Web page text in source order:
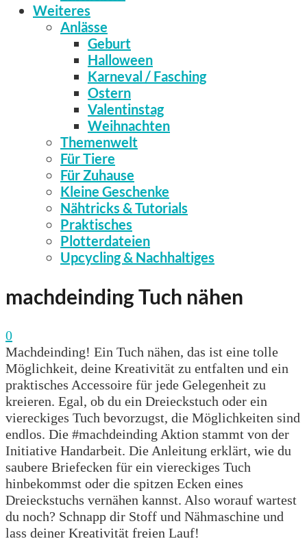
Weiteres
Anlässe
Geburt
Halloween
Karneval / Fasching
Ostern
Valentinstag
Weihnachten
Themenwelt
Für Tiere
Für Zuhause
Kleine Geschenke
Nähtricks & Tutorials
Praktisches
Plotterdateien
Upcycling & Nachhaltiges
machdeinding Tuch nähen
0
Machdeinding! Ein Tuch nähen, das ist eine tolle
Möglichkeit, deine Kreativität zu entfalten und ein
praktisches Accessoire für jede Gelegenheit zu
kreieren. Egal, ob du ein Dreieckstuch oder ein
viereckiges Tuch bevorzugst, die Möglichkeiten sind
endlos. Die #machdeinding Aktion stammt von der
Initiative Handarbeit. Die Anleitung erklärt, wie du
saubere Briefecken für ein viereckiges Tuch
hinbekommst oder die spitzen Ecken eines
Dreieckstuchs vernähen kannst. Also worauf wartest
du noch? Schnapp dir Stoff und Nähmaschine und
lass deiner Kreativität freien Lauf!